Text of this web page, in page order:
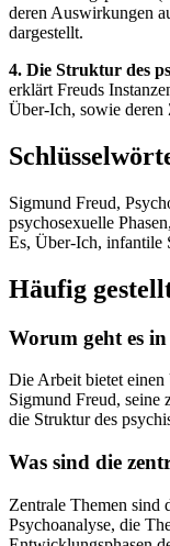
deren Auswirkungen
dargestellt.
4. Die Struktur des
erklärt Freuds
Über-Ich, sowie deren
Sigmund Freud,
psychosexuelle
Es, Über-Ich, infantile
Häufig
Worum geht es
Die Arbeit bietet
Sigmund Freud, seine
die Struktur des
Was sind die
Zentrale Themen sind
Psychoanalyse, die